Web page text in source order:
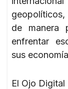
de manera
enfrentar
sus
El Ojo Digital